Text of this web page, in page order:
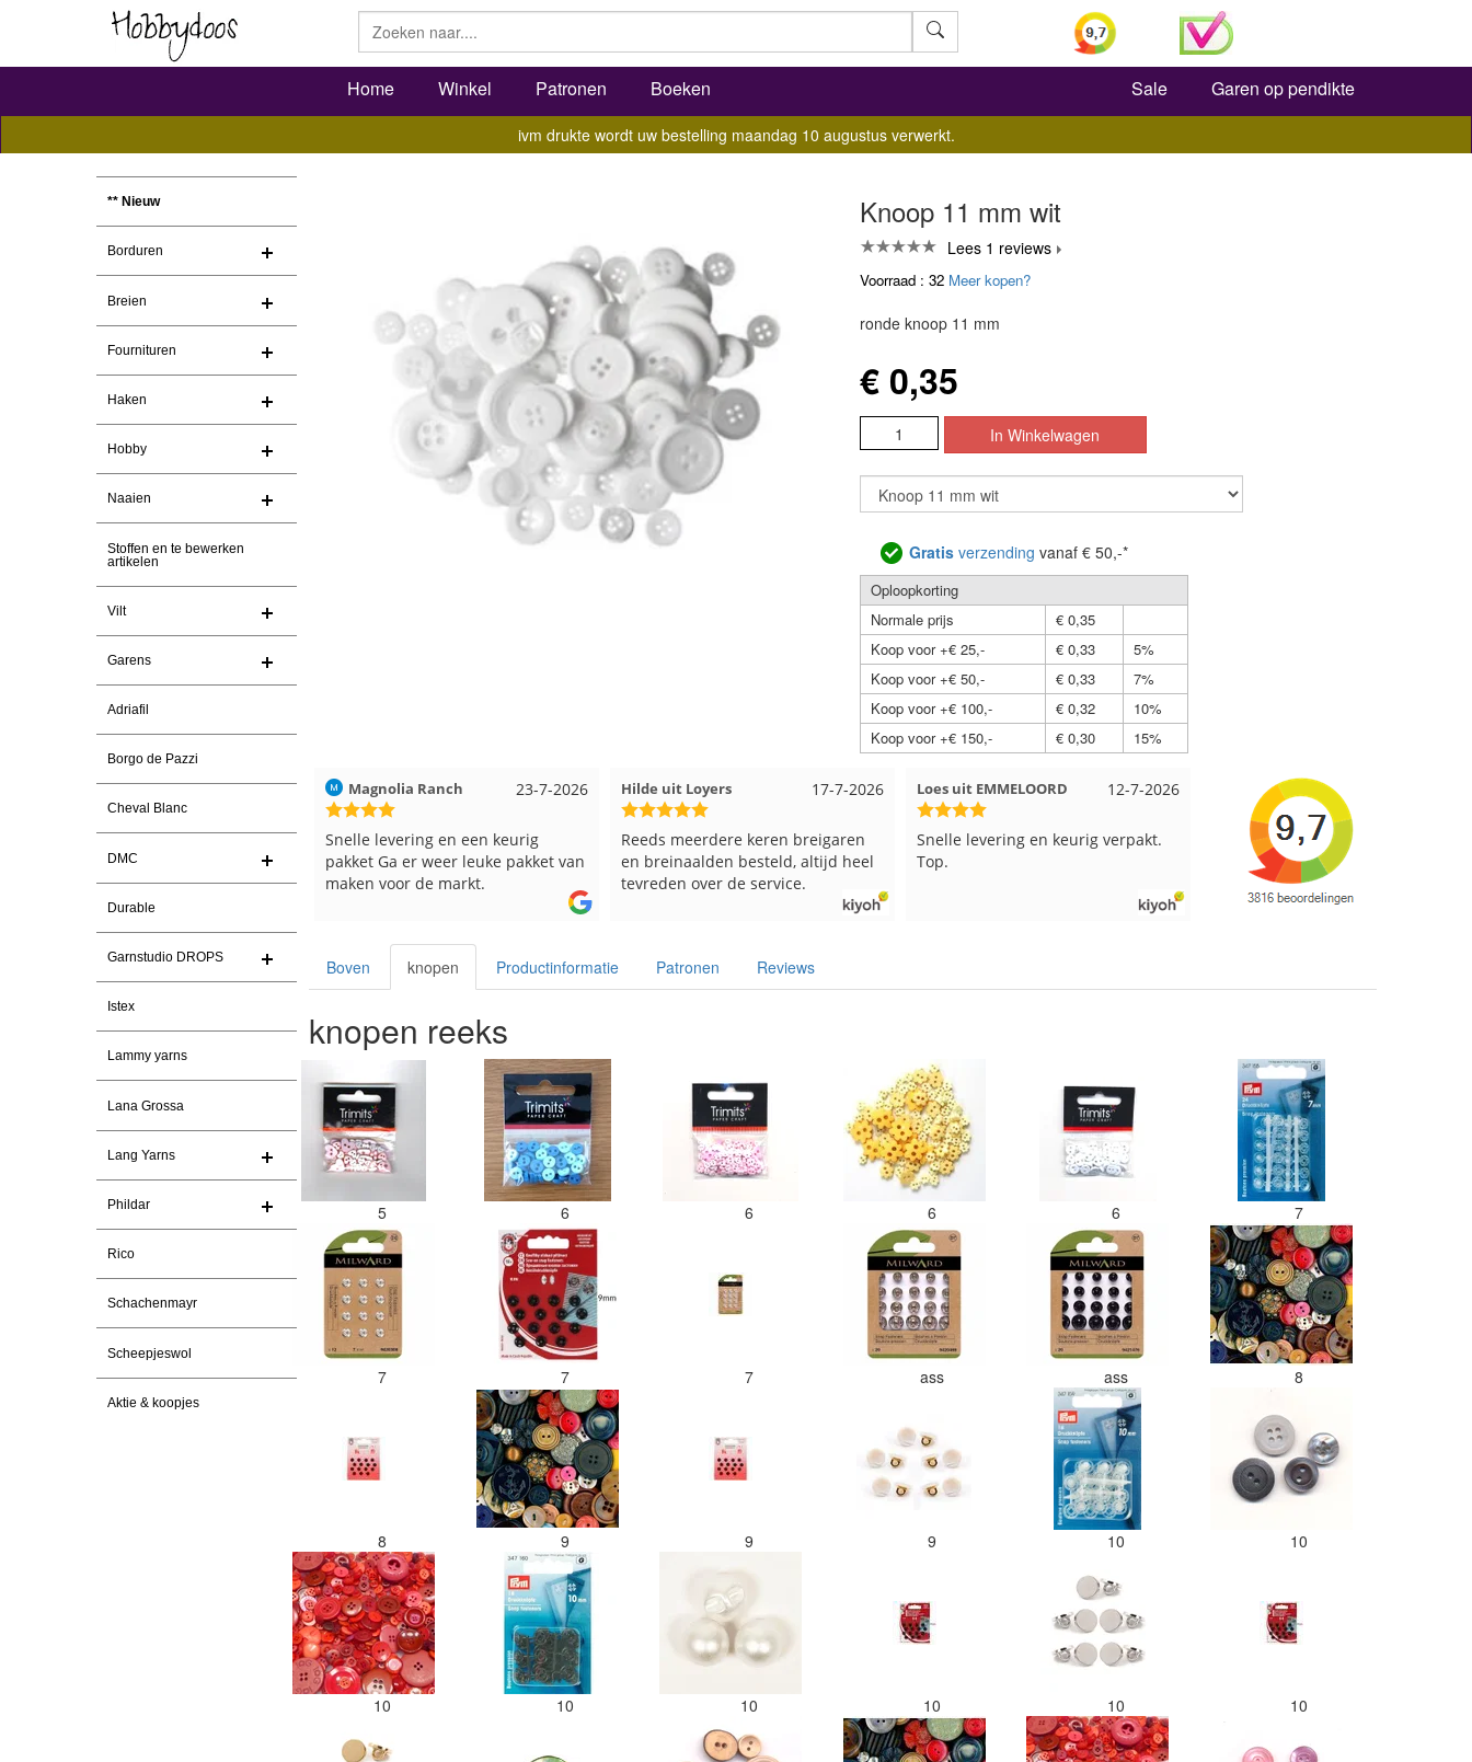
Zoeken
Home Winkel Patronen Boeken Sale Garen op pendikte
ivm drukte wordt uw bestelling maandag 10 augustus verwerkt.
** Nieuw
Borduren
Breien
Fournituren
Haken
Hobby
Naaien
Stoffen en te bewerken
artikelen
Vilt
Garens
Adriafil
Borgo de Pazzi
Cheval Blanc
DMC
Durable
Garnstudio DROPS
Istex
Lammy yarns
Lana Grossa
Lang Yarns
Phildar
Rico
Schachenmayr
Scheepjeswol
Aktie & koopjes
Knoop 11 mm wit
Lees 1 reviews
Voorraad : 32 Meer kopen?
ronde knoop 11 mm
€ 0,35
Gratisverzending vanaf € 50,-*
Oploopkorting
Normale prijs
€ 0,35
Koop voor +€ 25,-
€ 0,33
5%
Koop voor +€ 50,-
€ 0,33
7%
Koop voor +€ 100,-
€ 0,32
10%
Koop voor +€ 150,-
€ 0,30 15%
30-7-2026
Christel Vanderlinden
Snelle levering. En prima garen
23-7-2026
Magnolia Ranch
Snelle levering en een keurig
pakket Ga er weer leuke pakket van
maken voor de markt.
17-7-2026
Hilde uit Loyers
Reeds meerdere keren breigaren
en breinaalden besteld, altijd heel
tevreden over de service.
12-7-2026
Loes uit EMMELOORD
Snelle levering en keurig verpakt.
Top.
Nell uit Beuningen
Goed verpakt en snelgeleverd
Boven knopen Productinformatie Patronen Reviews
knopen reeks
5 6 6 6 6 7
7 7 7 ass ass 8
8 9 9 9 10 10
10 10 10 10 10 10